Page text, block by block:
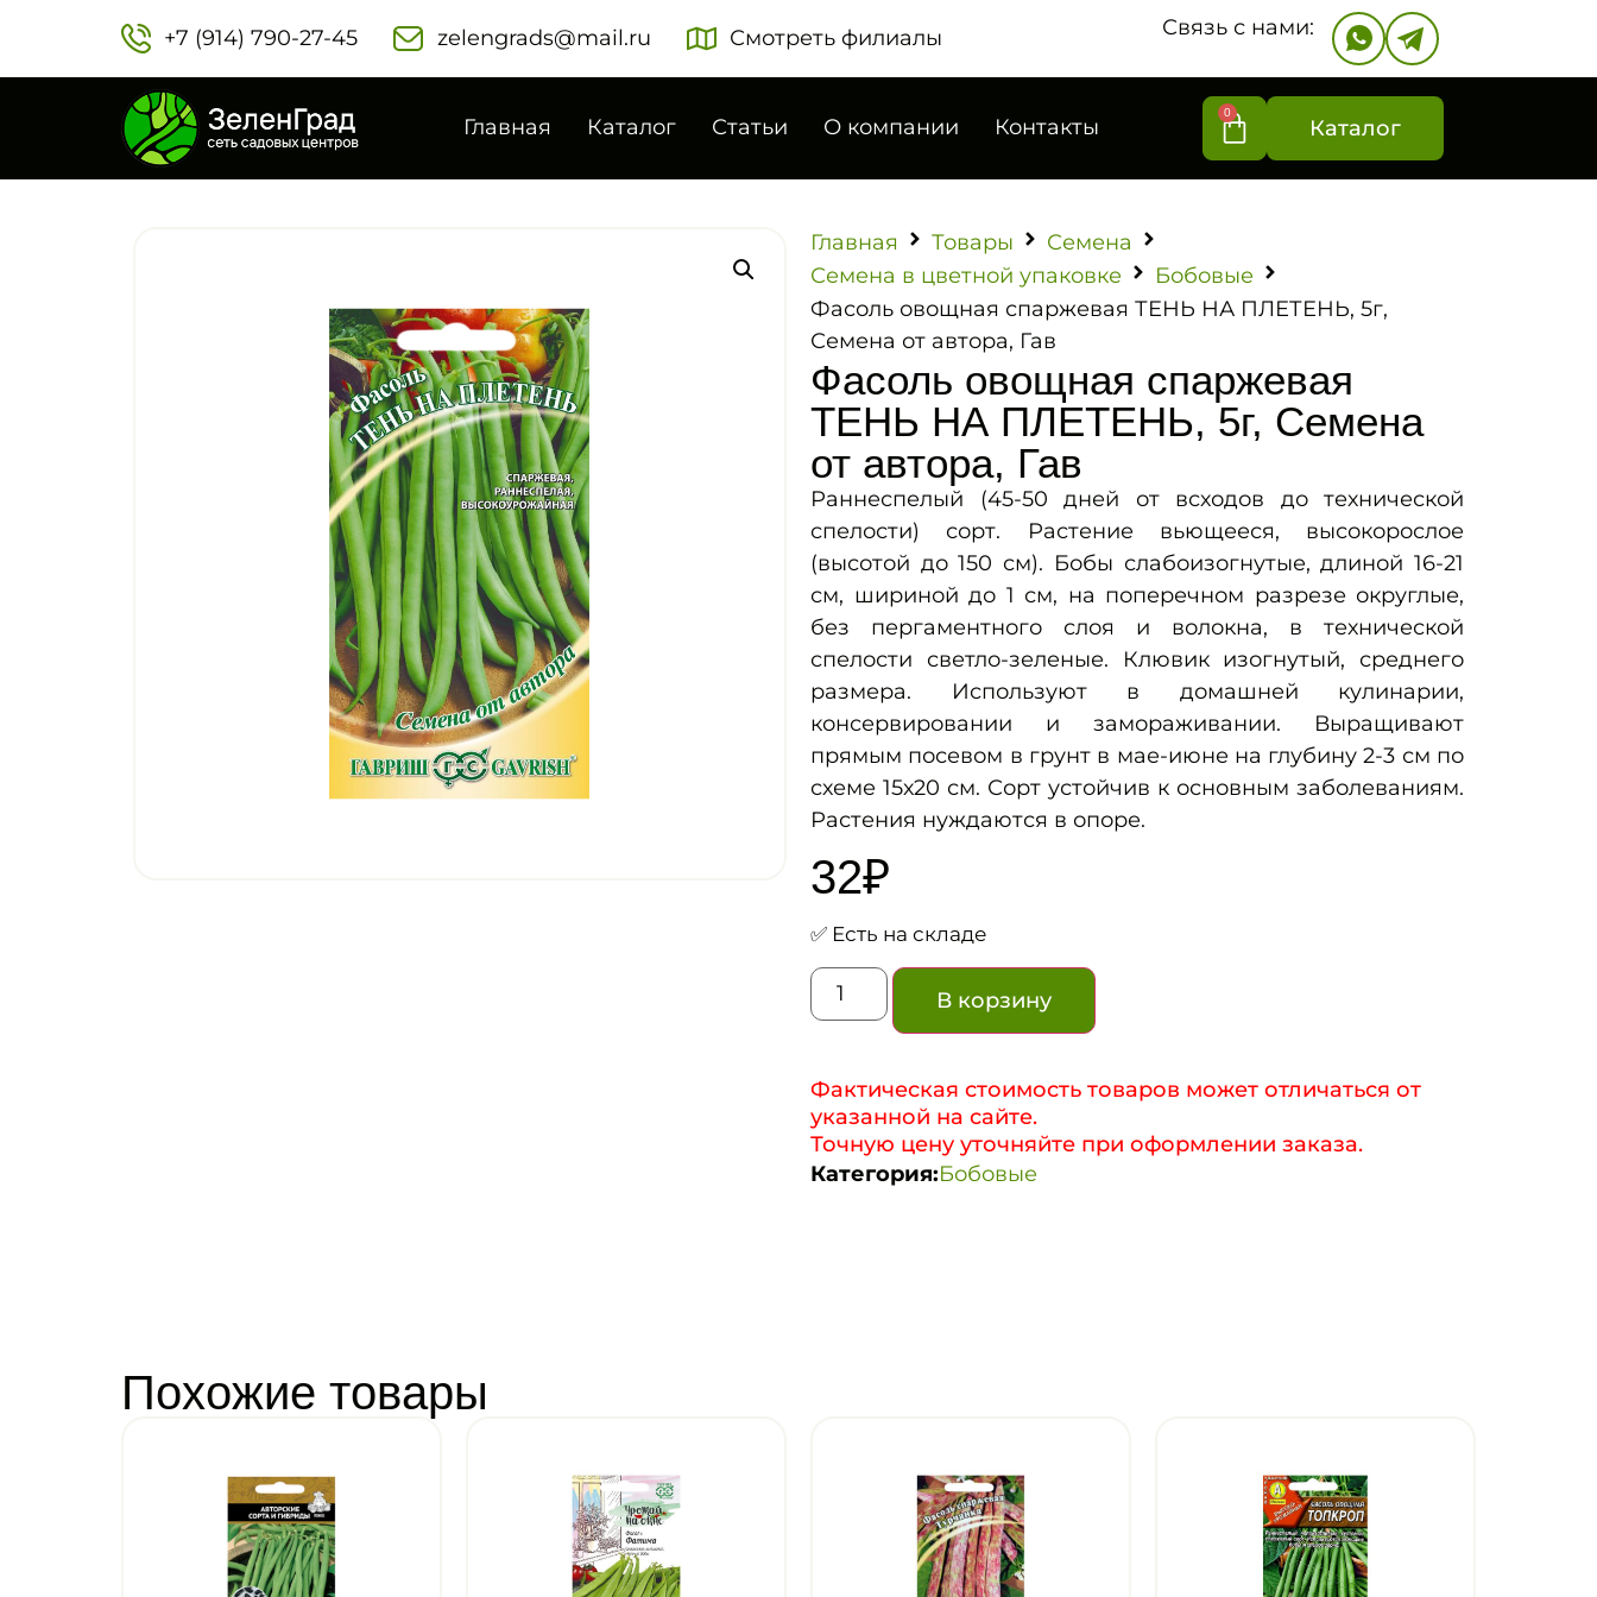
+7 (914) 790-27-45‬ zelengrads@mail.ru Смотреть филиалы Связь с нами:
Главная Каталог Статьи О компании Контакты
0
Каталог
Главная Товары
Семена
Семена в цветной упаковке
Бобовые
Фасоль овощная спаржевая ТЕНЬ НА ПЛЕТЕНЬ, 5г,
Семена от автора, Гав
Фасоль овощная спаржевая
ТЕНЬ НА ПЛЕТЕНЬ, 5г, Семена
от автора, Гав
Раннеспелый (45-50 дней от всходов до технической
спелости) сорт. Растение вьющееся, высокорослое
(высотой до 150 см). Бобы слабоизогнутые, длиной 16-21
см, шириной до 1 см, на поперечном разрезе округлые,
без пергаментного слоя и волокна, в технической
спелости светло-зеленые. Клювик изогнутый, среднего
размера. Используют в домашней кулинарии,
консервировании и замораживании. Выращивают
прямым посевом в грунт в мае-июне на глубину 2-3 см по
схеме 15х20 см. Сорт устойчив к основным заболеваниям.
Растения нуждаются в опоре.
32₽
✅ Есть на складе
В корзину
Фактическая стоимость товаров может отличаться от
указанной на сайте.
Точную цену уточняйте при оформлении заказа.
Категория:Бобовые
Похожие товары